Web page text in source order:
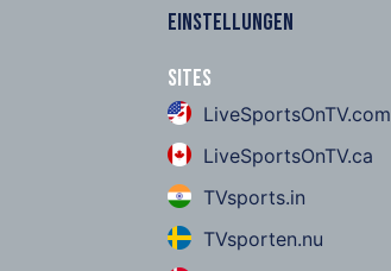
EINSTELLUNGEN
Sites
LiveSportsOnTV.com
LiveSportsOnTV.ca
TVsports.in
TVsporten.nu